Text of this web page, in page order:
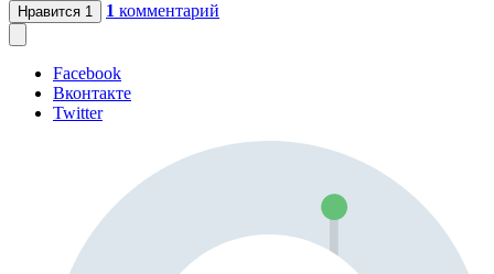
Нравится 1 1 комментарий
Facebook
Вконтакте
Twitter